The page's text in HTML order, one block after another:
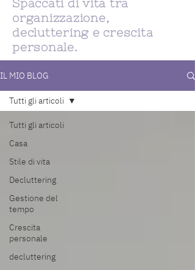
Spaccati di vita tra
organizzazione,
decluttering e crescita
personale.
IL MIO BLOG
Tutti gli articoli
Casa
Stile di vita
Decluttering
Gestione del
tempo
Crescita
personale
decluttering
Tutti gli articoli